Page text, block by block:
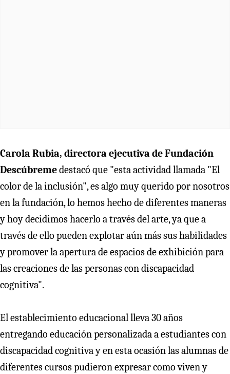
Carola Rubia, directora ejecutiva de Fundación
Descúbremedestacó que "esta actividad llamada "El
color de la inclusión", es algo muy querido por nosotros
en la fundación, lo hemos hecho de diferentes maneras
y hoy decidimos hacerlo a través del arte, ya que a
través de ello pueden explotar aún más sus habilidades
y promover la apertura de espacios de exhibición para
las creaciones de las personas con discapacidad
cognitiva".
El establecimiento educacional lleva 30 años
entregando educación personalizada a estudiantes con
discapacidad cognitiva y en esta ocasión las alumnas de
diferentes cursos pudieron expresar como viven y